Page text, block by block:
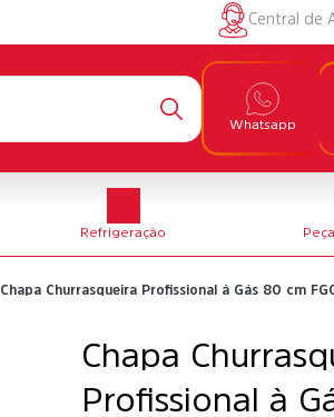
Central de
Whatsapp
Refrigeração
Chapa Churrasqueira Profissional à Gás 80 cm
Chapa
Profissional à